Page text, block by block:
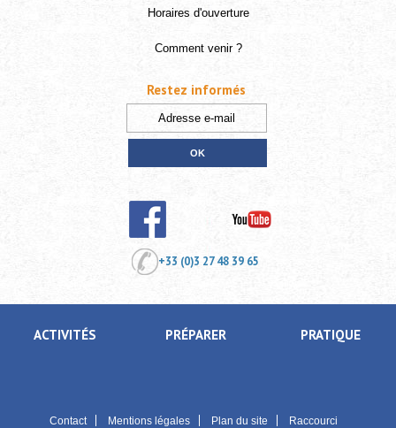
Horaires d'ouverture
Comment venir ?
+33 (0)3 27 48 39 65
ACTIVITÉS PRÉPARER PRATIQUE
Contact Mentions légales Plan du site Raccourci
Restez informés